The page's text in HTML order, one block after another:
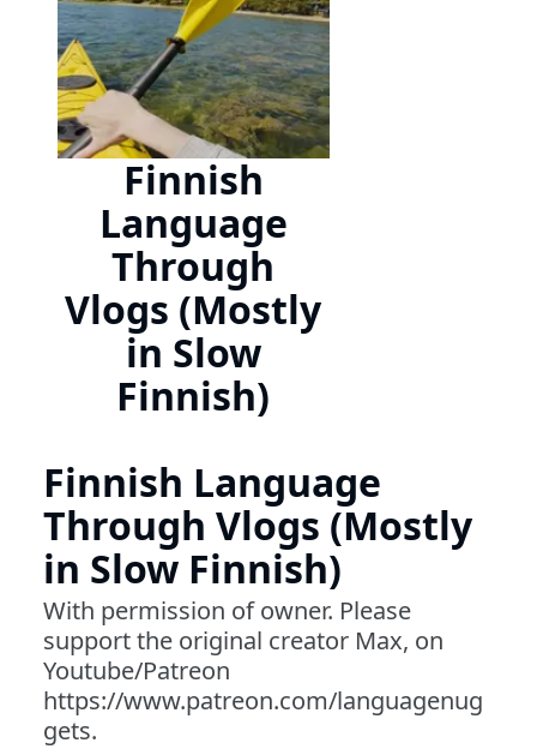
Finnish
Language
Through
Vlogs (Mostly
in Slow
Finnish)
Finnish Language
Through Vlogs (Mostly
in Slow Finnish)
With permission of owner. Please
support the original creator Max, on
Youtube/Patreon
https://www.patreon.com/languagenug
gets.